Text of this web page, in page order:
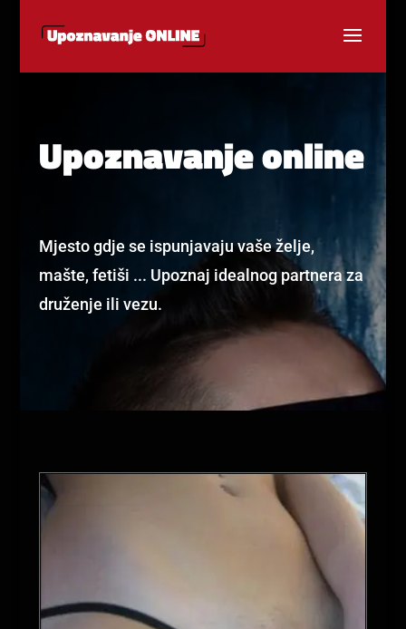
Upoznavanje online
Mjesto gdje se ispunjavaju vaše želje,
mašte, fetiši ... Upoznaj idealnog partnera za
druženje ili vezu.